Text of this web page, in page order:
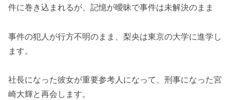
件に巻き込まれるが、記憶が曖昧で事件は未解決のまま
事件の犯人が行方不明のまま、梨央は東京の大学に進学し
ます。
社長になった彼女が重要参考人になって、刑事になった宮
崎大輝と再会します。